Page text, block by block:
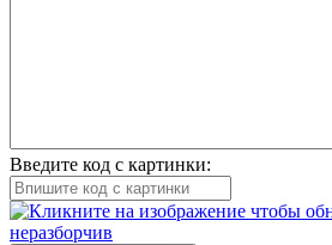
Введите код с картинки: